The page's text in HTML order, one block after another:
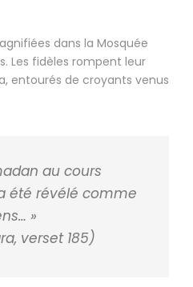
dans la Mosquée
Les fidèles rompent leur
entourés de croyants venus
au cours
été révélé comme
»
verset 185)